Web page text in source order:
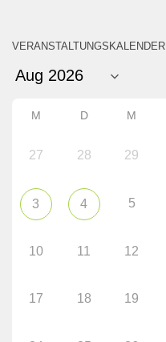
VERANSTALTUNGSKALENDER
M D M
27 28 29
3 4 5
10 11 12
17 18 19